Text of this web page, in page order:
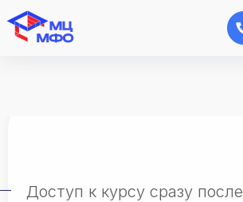
Доступ к курсу сразу после